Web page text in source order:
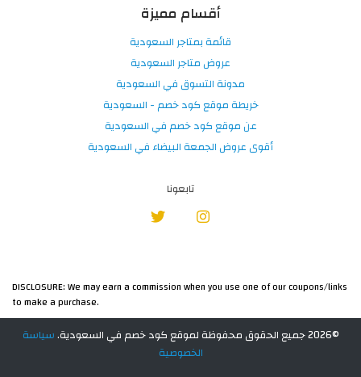
أقسام مميزة
قائمة بمتاجر السعودية
عروض متاجر السعودية
مدونة التسوق في السعودية
خريطة موقع كود خصم - السعودية
عن موقع كود خصم في السعودية
أقوى عروض الجمعة البيضاء في السعودية
تابعونا
DISCLOSURE: We may earn a commission when you use one of our coupons/links
to make a purchase.
©2026 جميع الحقوق محفوظة لموقع كود خصم في السعودية.
سياسة
الخصوصية